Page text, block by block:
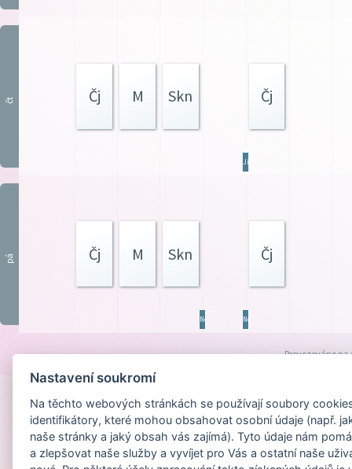
čt Čj M Skn Čj
JídN
pá Čj M Skn Čj
Ner Ner
Provozováno na
Nastavení soukromí
Na těchto webových stránkách se používají soubory
identifikátory, které mohou obsahovat osobní údaje (např.
naše stránky a jaký obsah vás zajímá). Tyto údaje nám
a zlepšovat naše služby a vyvíjet pro Vás a ostatní naše